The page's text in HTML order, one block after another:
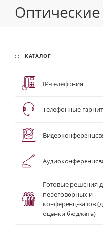
Оптические
КАТАЛОГ
IP-телефония
Телефонные
Готовые решения
переговорных и
конференц-залов
оценки бюджета)